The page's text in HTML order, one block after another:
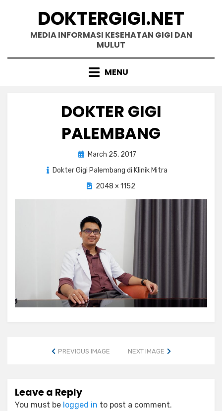
DOKTERGIGI.NET
MEDIA INFORMASI KESEHATAN GIGI DAN
MULUT
MENU
DOKTER GIGI
PALEMBANG
PostedMarch 25, 2017
Dokter Gigi Palembang di Klinik Mitra
2048 × 1152
PREVIOUS IMAGE NEXT IMAGE
Leave a Reply
You must be logged in to post a comment.